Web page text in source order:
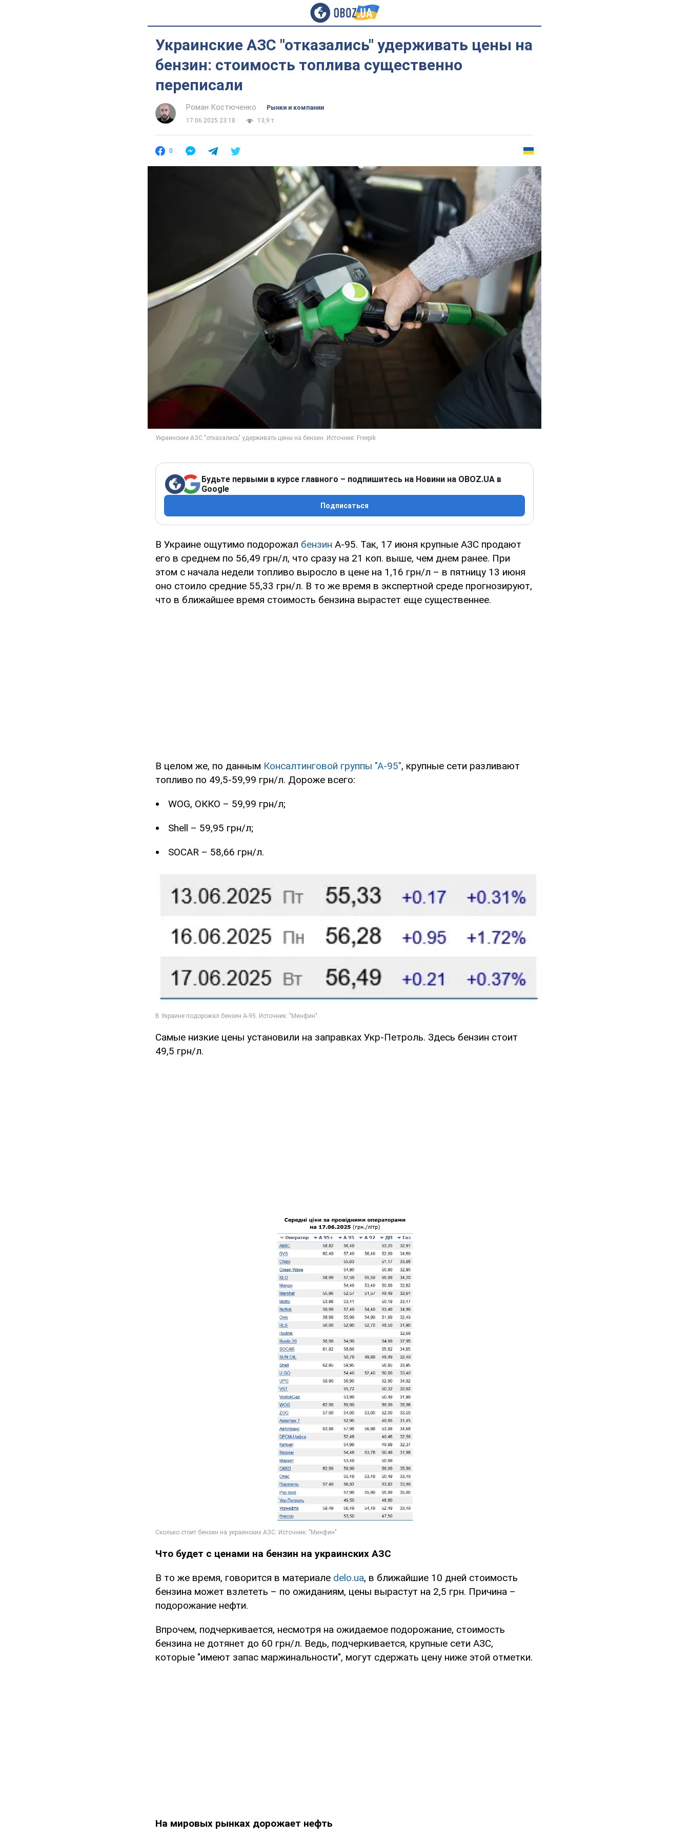
Украинские АЗС "отказались" удерживать цены на
бензин: стоимость топлива существенно
переписали
Роман Костюченко
Рынки и компании
17.06.2025 23:18
13,9 т.
0
Будьте первыми в курсе главного – подпишитесь на Новини на OBOZ.UA в
Google
Подписаться
В Украине ощутимо подорожал бензин А-95. Так, 17 июня крупные АЗС продают
его в среднем по 56,49 грн/л, что сразу на 21 коп. выше, чем днем ранее. При
этом с начала недели топливо выросло в цене на 1,16 грн/л – в пятницу 13 июня
оно стоило средние 55,33 грн/л. В то же время в экспертной среде прогнозируют,
что в ближайшее время стоимость бензина вырастет еще существеннее.
В целом же, по данным Консалтинговой группы "А-95", крупные сети разливают
топливо по 49,5-59,99 грн/л. Дороже всего:
WOG, ОККО – 59,99 грн/л;
Shell – 59,95 грн/л;
SOCAR – 58,66 грн/л.
Самые низкие цены установили на заправках Укр-Петроль. Здесь бензин стоит
49,5 грн/л.
Что будет с ценами на бензин на украинских АЗС
В то же время, говорится в материале delo.ua, в ближайшие 10 дней стоимость
бензина может взлететь – по ожиданиям, цены вырастут на 2,5 грн. Причина –
подорожание нефти.
Впрочем, подчеркивается, несмотря на ожидаемое подорожание, стоимость
бензина не дотянет до 60 грн/л. Ведь, подчеркивается, крупные сети АЗС,
которые "имеют запас маржинальности", могут сдержать цену ниже этой отметки.
На мировых рынках дорожает нефть